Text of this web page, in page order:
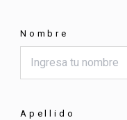
Nombre
Apellido